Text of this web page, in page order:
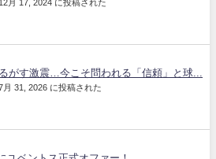
12月 17, 2024 に投稿された
がす激震…今こそ問われる「信頼」と球...
月 31, 2026 に投稿された